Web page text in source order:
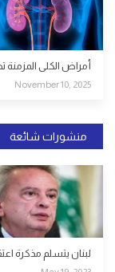
أمراض الكلى المزمنة
November 10, 2025
منشورات شائعة
لبنان يتسلم مذكرة